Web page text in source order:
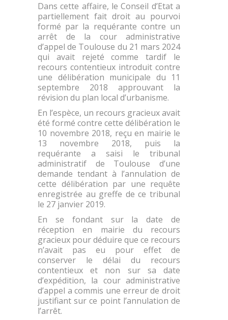
Dans cette affaire, le Conseil d’Etat a
partiellement fait droit au pourvoi
formé par la requérante contre un
arrêt de la cour administrative
d’appel de Toulouse du 21 mars 2024
qui avait rejeté comme tardif le
recours contentieux introduit contre
une délibération municipale du 11
septembre 2018 approuvant la
révision du plan local d’urbanisme.
En l’espèce, un recours gracieux avait
été formé contre cette délibération le
10 novembre 2018, reçu en mairie le
13 novembre 2018, puis la
requérante a saisi le tribunal
administratif de Toulouse d’une
demande tendant à l’annulation de
cette délibération par une requête
enregistrée au greffe de ce tribunal
le 27 janvier 2019.
En se fondant sur la date de
réception en mairie du recours
gracieux pour déduire que ce recours
n’avait pas eu pour effet de
conserver le délai du recours
contentieux et non sur sa date
d’expédition, la cour administrative
d’appel a commis une erreur de droit
justifiant sur ce point l’annulation de
l’arrêt.